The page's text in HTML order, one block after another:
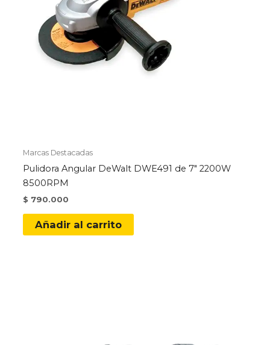
Marcas Destacadas
Pulidora Angular DeWalt DWE491 de 7″ 2200W
8500RPM
$ 790.000
Añadir al carrito